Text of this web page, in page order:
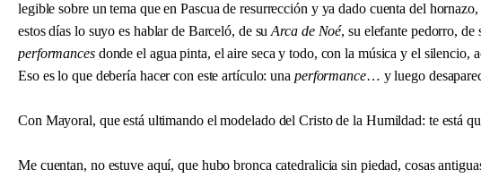
legible sobre un tema que en Pascua de resurrección y ya dado cuenta del
estos días lo suyo es hablar de Barceló, de suArca de Noé, su elefante pedorro, de
performances donde el agua pinta, el aire seca y todo, con la música y el silencio,
Eso es lo que debería hacer con este artículo: una performance… y luego
Con Mayoral, que está ultimando el modelado del Cristo de la Humildad: te está
Me cuentan, no estuve aquí, que hubo bronca catedralicia sin piedad, cosas